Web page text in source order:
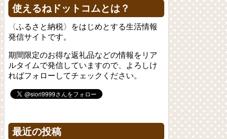
使えるねドットコムとは？
〈ふるさと納税〉をはじめとする生活情報
発信サイトです。
期間限定のお得な返礼品などの情報をリア
ルタイムで発信していますので、よろしけ
ればフォローしてチェックください。
最近の投稿